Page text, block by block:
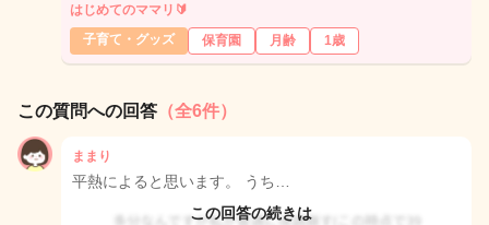
はじめてのママリ🔰
子育て・グッズ
保育園 月齢 1歳
この質問への回答 （全6件）
ままり
平熱によると思います。 うち…
この回答の続きは